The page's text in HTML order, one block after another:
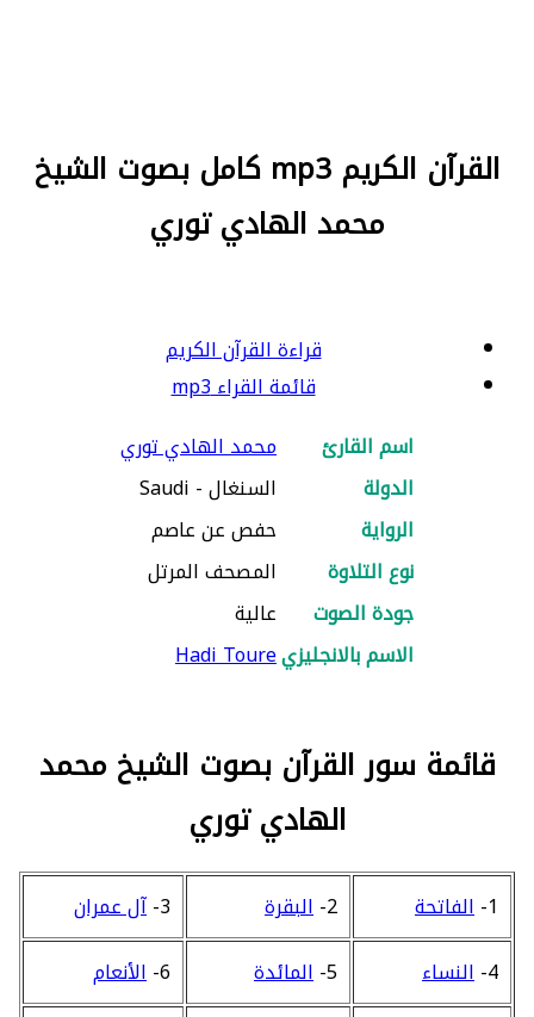
القرآن الكريم mp3 كامل بصوت الشيخ
محمد الهادي توري
قراءة القرآن الكريم
قائمة القراء mp3
اسم القارئ
محمد الهادي توري
الدولة
السنغال - Saudi
الرواية
حفص عن عاصم
نوع التلاوة
المصحف المرتل
جودة الصوت
عالية
الاسم بالانجليزيHadi Toure
قائمة سور القرآن بصوت الشيخ محمد
الهادي توري
1- الفاتحة 2- البقرة 3- آل عمران
4- النساء 5- المائدة 6- الأنعام